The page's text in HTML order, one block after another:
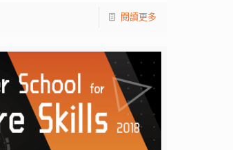
閱讀更多